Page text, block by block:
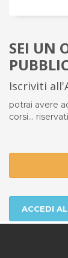
SEI UN
Iscriviti
potrai avere
corsi...
ACCEDI